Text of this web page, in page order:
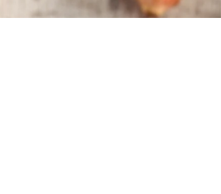
nur deinen Hunger stillt, sondern auch
deine Geschmacksknospen tanzen lässt?